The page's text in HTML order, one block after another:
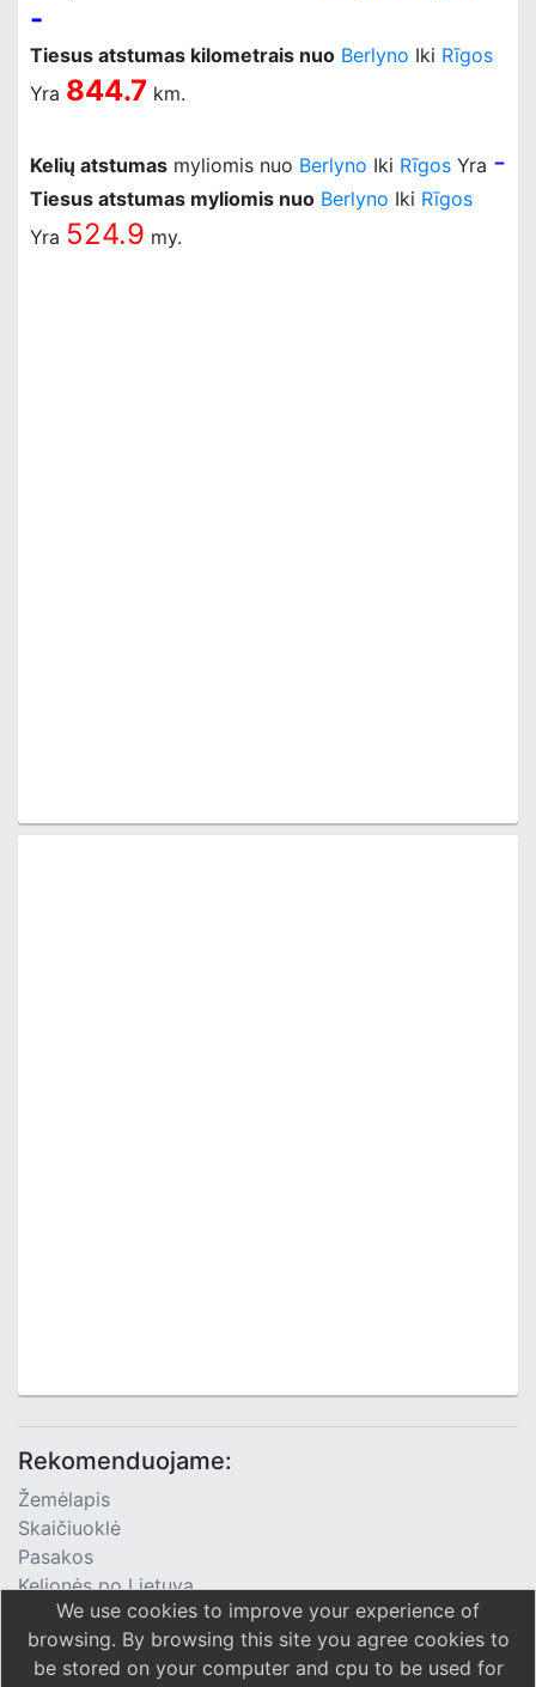
-
Tiesus atstumas kilometrais nuo Berlyno Iki Rīgos
Yra 844.7 km.
Kelių atstumas myliomis nuo Berlyno Iki Rīgos Yra -
Tiesus atstumas myliomis nuo Berlyno Iki Rīgos
Yra 524.9 my.
Rekomenduojame:
Žemėlapis
Skaičiuoklė
Pasakos
Kelionės po Lietuvą
TV Programa
We use cookies to improve your experience of
browsing. By browsing this site you agree cookies to
be stored on your computer and cpu to be used for